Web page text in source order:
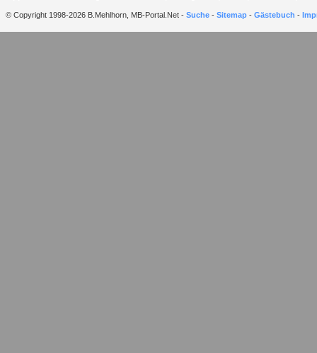
© Copyright 1998-2026 B.Mehlhorn, MB-Portal.Net - Suche - Sitemap - Gästebuch -